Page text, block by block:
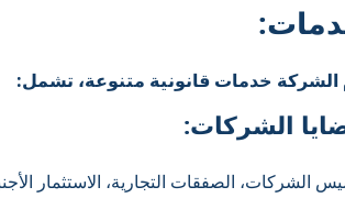
الشركة خدمات قانونية متنوعة، تشمل:
الشركات:
الشركات، الصفقات التجارية، الاستثمار